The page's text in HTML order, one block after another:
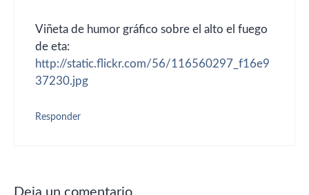
Viñeta de humor gráfico sobre el alto el fuego
de eta:
http://static.flickr.com/56/116560297_f16e9
37230.jpg
Responder